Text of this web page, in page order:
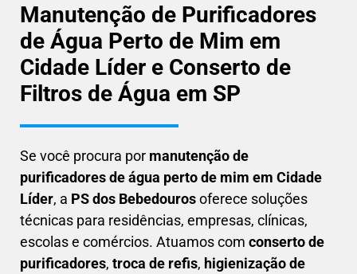
Manutenção de Purificadores
de Água Perto de Mim em
Cidade Líder e Conserto de
Filtros de Água em SP
Se você procura por manutenção de
purificadores de água perto de mim em Cidade
Líder, a PS dos Bebedourosoferece soluções
técnicas para residências, empresas, clínicas,
escolas e comércios. Atuamos com conserto de
purificadores, troca de refis, higienização de